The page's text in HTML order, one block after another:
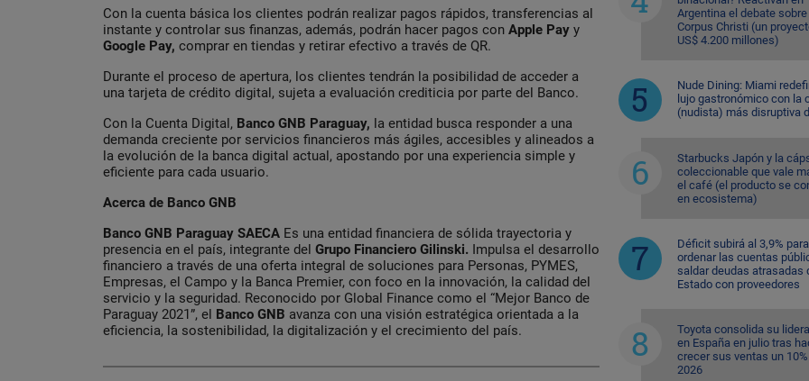
​​Con la cuenta básica los clientes podrán realizar pagos rápidos, transferencias al
instante y controlar sus finanzas, además, podrán hacer pagos con Apple Pay y
Google Pay, comprar en tiendas y retirar efectivo a través de QR.
Durante el proceso de apertura, los clientes tendrán la posibilidad de acceder a
una tarjeta de crédito digital, sujeta a evaluación crediticia por parte del Banco.
Con la Cuenta Digital, Banco GNB Paraguay, la entidad busca responder a una
demanda creciente por servicios financieros más ágiles, accesibles y alineados a
la evolución de la banca digital actual, apostando por una experiencia simple y
eficiente para cada usuario.
Acerca de Banco GNB
Banco GNB Paraguay SAECA Es una entidad financiera de sólida trayectoria y
presencia en el país, integrante del Grupo Financiero Gilinski. Impulsa el desarrollo
financiero a través de una oferta integral de soluciones para Personas, PYMES,
Empresas, el Campo y la Banca Premier, con foco en la innovación, la calidad del
servicio y la seguridad. Reconocido por Global Finance como el “Mejor Banco de
Paraguay 2021”, el Banco GNB avanza con una visión estratégica orientada a la
eficiencia, la sostenibilidad, la digitalización y el crecimiento del país.
Argentina el debate sobre
Corpus Christi (un
US$ 4.200 millones)
Nude Dining: Miami
lujo gastronómico con la
(nudista) más disruptiva
Starbucks Japón y la
coleccionable que vale
el café (el producto se
en ecosistema)
Déficit subirá al 3,9% para
ordenar las cuentas
saldar deudas atrasadas
Estado con proveedores
Toyota consolida su
en España en julio tras
crecer sus ventas un
2026